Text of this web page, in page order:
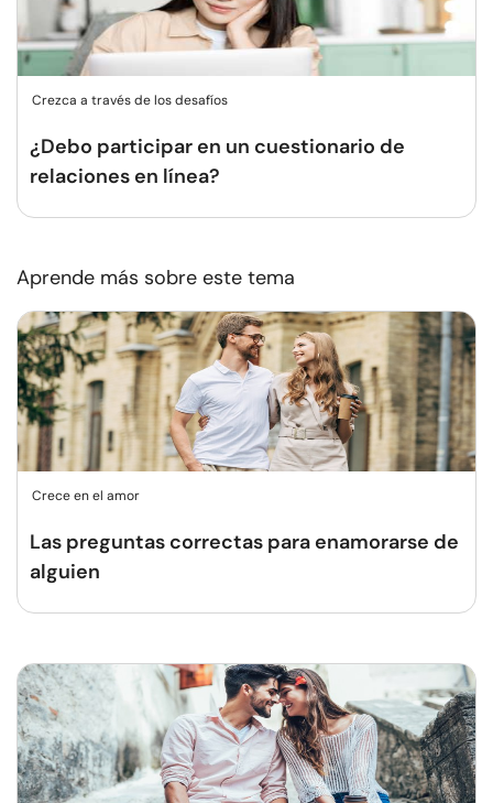
Crezca a través de los desafíos
¿Debo participar en un cuestionario de
relaciones en línea?
Aprende más sobre este tema
Crece en el amor
Las preguntas correctas para enamorarse de
alguien